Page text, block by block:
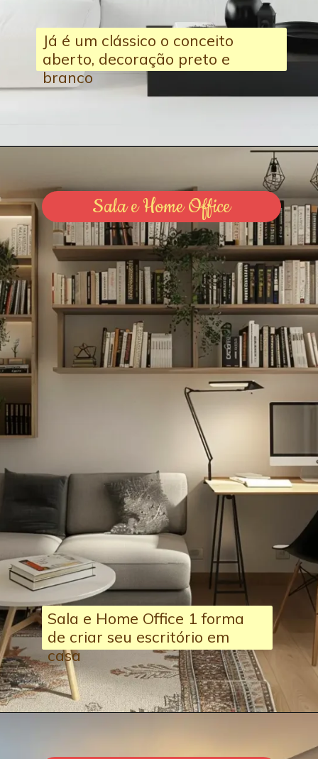
Já é um clássico o conceito
aberto, decoração preto e
branco
Sala e Home Office
Sala e Home Office 1 forma
de criar seu escritório em
casa